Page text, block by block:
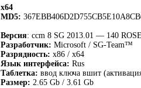
x64
MD5:
Версия: ccm 8 SG 2013.01 — 140 ROSE
Разработчик: Microsoft / SG-Team™
Разрядность: x86 / x64
Язык интерфейса: Rus
Таблетка: ввод ключа вшит
Размер: 2.65 Gb / 3.61 Gb